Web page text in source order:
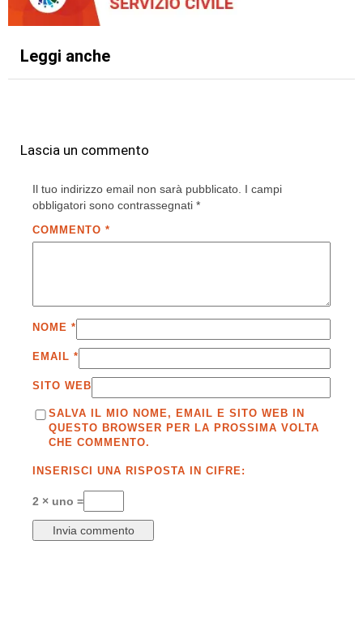
Leggi anche
Lascia un commento
Il tuo indirizzo email non sarà pubblicato. I campi
obbligatori sono contrassegnati *
COMMENTO *
NOME *
EMAIL *
SITO WEB
SALVA IL MIO NOME, EMAIL E SITO WEB IN
QUESTO BROWSER PER LA PROSSIMA VOLTA
CHE COMMENTO.
INSERISCI UNA RISPOSTA IN CIFRE:
2 × uno =